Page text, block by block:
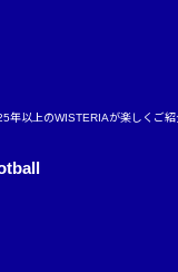
以上のWISTERIAが楽しくご紹